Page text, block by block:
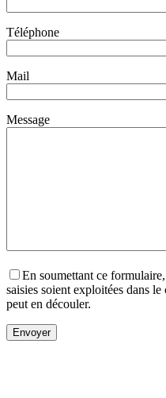
Téléphone
Mail
Message
En soumettant ce
saisies soient exploitées dans
peut en découler.